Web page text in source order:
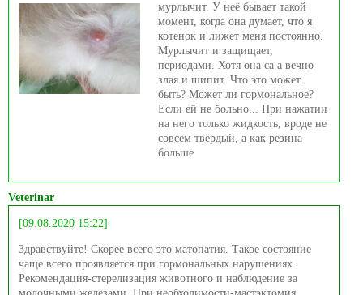
мурлычит. У неё бывает такой
момент, когда она думает, что я
котенок и лижет меня постоянно.
Мурлычит и защищает,
периодами. Хотя она са а вечно
злая и шипит. Что это может
быть? Может ли гормональное?
Если ей не больно... При нажатии
на него только жидкость, вроде не
совсем твёрдый, а как резина
больше
Veterinar
[09.08.2020 15:22]
Здравствуйте! Скорее всего это матопатия. Такое состояние
чаще всего проявляется при гормональных нарушениях.
Рекомендация-стерелизация животного и наблюдение за